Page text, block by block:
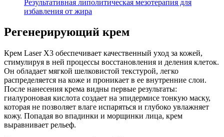
Результативная липолитическая мезотерапия для
избавления от жира
Регенерирующий крем
Крем Laser X3 обеспечивает качественный уход за кожей,
стимулируя в ней процессы восстановления и деления клеток.
Он обладает мягкой шелковистой текстурой, легко
распределяется на коже и проникает в ее внутренние слои.
После нанесения крема видны первые результаты:
гиалуроновая кислота создает на эпидермисе тонкую маску,
которая не позволяет влаге испаряться и глубоко увлажняет
кожу. Попадая во впадинки и морщинки лица, крем
выравнивает рельеф.